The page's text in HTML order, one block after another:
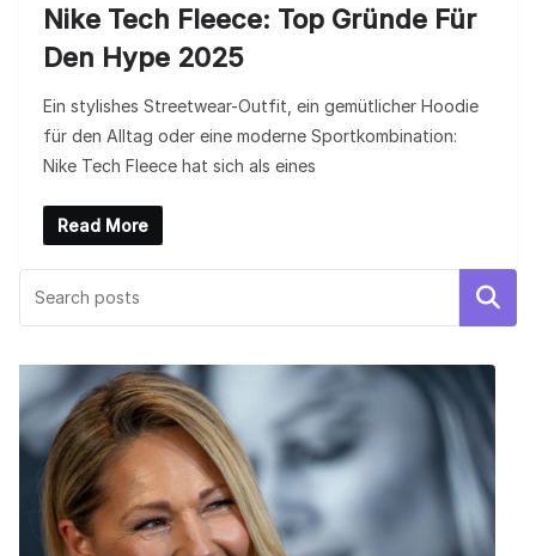
Nike Tech Fleece: Top Gründe Für
Den Hype 2025
Ein stylishes Streetwear-Outfit, ein gemütlicher Hoodie
für den Alltag oder eine moderne Sportkombination:
Nike Tech Fleece hat sich als eines
Read More
Search